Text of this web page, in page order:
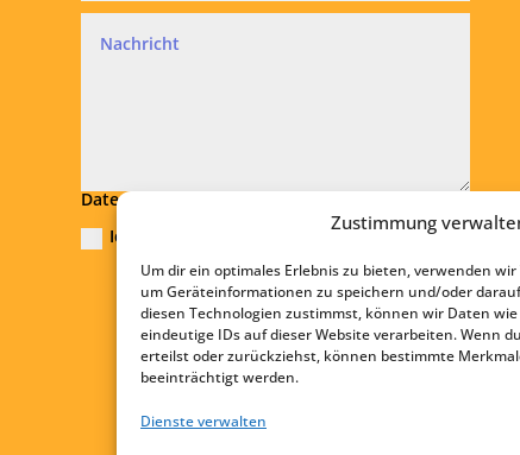
Zustimmung
Um dir ein optimales Erlebnis zu bieten, verwenden
um Geräteinformationen zu speichern und/oder
diesen Technologien zustimmst, können wir Daten
eindeutige IDs auf dieser Website verarbeiten. Wenn
erteilst oder zurückziehst, können bestimmte
beeinträchtigt werden.
Dienste verwalten
Datenschutz
Ich akzeptiere die
Datenschutzvereinbarung
Absenden
Startseite
Kontakt
Impressum
Datenschutz